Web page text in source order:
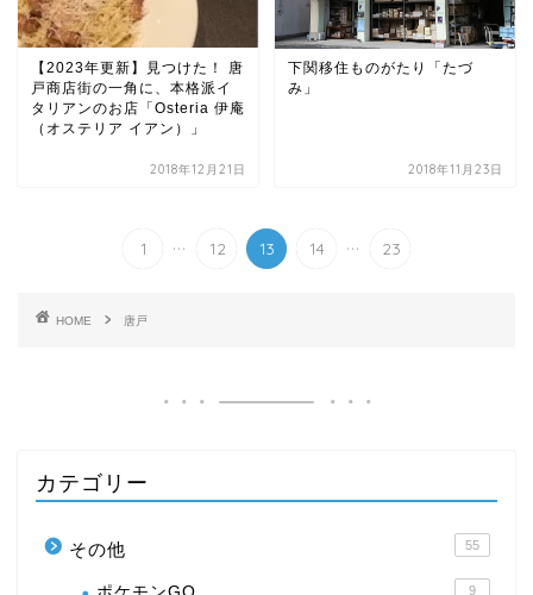
【2023年更新】見つけた！ 唐
戸商店街の一角に、本格派イ
タリアンのお店「Osteria 伊庵
（オステリア イアン）」
2018年12月21日
下関移住ものがたり「たづ
み」
2018年11月23日
1 ... 12 13 14 ... 23
HOME 唐戸
カテゴリー
その他 55
9